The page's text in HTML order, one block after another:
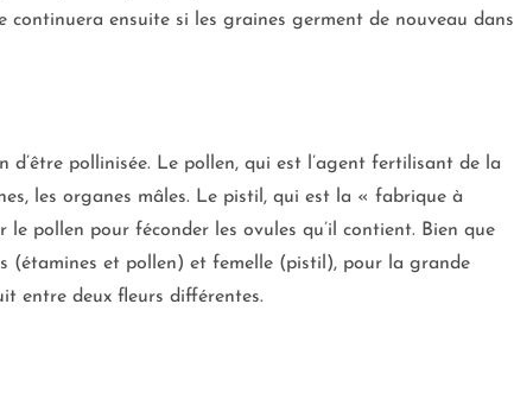
ensuite si les graines germent de nouveau dans
pollinisée. Le pollen, qui est l’agent fertilisant de la
les organes mâles. Le pistil, qui est la « fabrique à
pollen pour féconder les ovules qu’il contient. Bien que
(étamines et pollen) et femelle (pistil), pour la grande
entre deux fleurs différentes.